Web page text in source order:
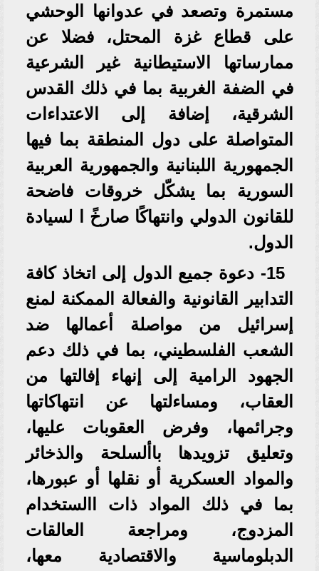
مستمرة وتصعد في عدوانها الوحشي
على قطاع غزة المحتل، فضلا عن
ممارساتها الاستيطانية غير الشرعية
في الضفة الغربية بما في ذلك القدس
الشرقية، إضافة إلى الاعتداءات
المتواصلة على دول المنطقة بما فيها
الجمهورية اللبنانية والجمهورية العربية
السورية بما يشكّل خروقات فاضحة
للقانون الدولي وانتهاكًا صارخً ا لسيادة
الدول.
15- دعوة جميع الدول إلى اتخاذ كافة
التدابير القانونية والفعالة الممكنة لمنع
إسرائيل من مواصلة أعمالها ضد
الشعب الفلسطيني، بما في ذلك دعم
الجهود الرامية إلى إنهاء إفالتها من
العقاب، ومساءلتها عن انتهاكاتها
وجرائمها، وفرض العقوبات عليها،
وتعليق تزويدها باألسلحة والذخائر
والمواد العسكرية أو نقلها أو عبورها،
بما في ذلك المواد ذات االستخدام
المزدوج، ومراجعة العالقات
الدبلوماسية والاقتصادية معها،